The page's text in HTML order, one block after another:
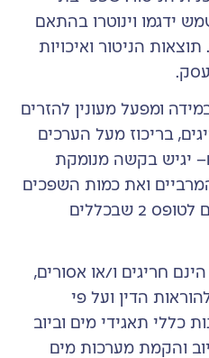
ידגמו וינוטרו בהתאם
הניטור ואיכויות
כי במידה ומפעל מעונין להזרים
בריכוז מעל הערכים
יגיש בקשה מנומקת
ואת כמות השפכים
המיועדים להזרמה, בהתאם לטופס 2 שבכללים
חריגים ו/או אסורים,
הדין ועל פי
כללי תאגידי מים וביוב
והקמת מערכות מים